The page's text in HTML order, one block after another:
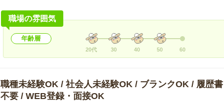
職場の雰囲気
年齢層
20代 30 40 50 60
職種未経験OK / 社会人未経験OK / ブランクOK / 履歴書
不要 / WEB登録・面接OK